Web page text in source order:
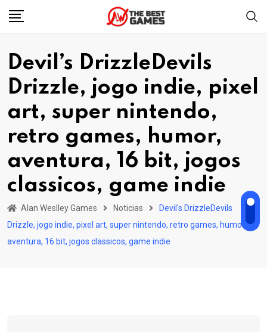
Skip
Devil’s DrizzleDevils
Drizzle, jogo indie, pixel
art, super nintendo,
retro games, humor,
aventura, 16 bit, jogos
classicos, game indie
Alan Weslley Games Noticias
Devil's DrizzleDevils
Drizzle, jogo indie, pixel art, super nintendo, retro games, humor,
aventura, 16 bit, jogos classicos, game indie